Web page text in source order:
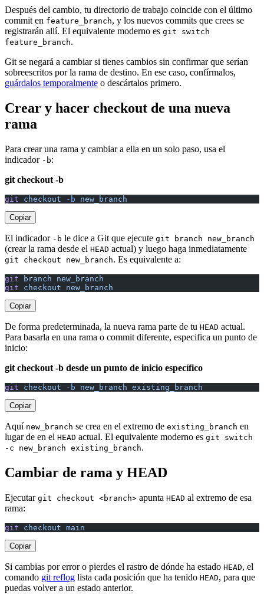
Después del cambio, tu directorio de trabajo coincide con el último
commit en feature_branch, y los nuevos commits que crees se
registrarán allí. El equivalente moderno es git switch
feature_branch.
Git se negará a cambiar si tienes cambios sin confirmar que serían
sobreescritos por la rama de destino. En ese caso, confírmalos,
guárdalos temporalmente o descártalos primero.
Crear y hacer checkout de una nueva
rama
Para crear una rama y cambiar a ella en un solo paso, usa el
indicador -b:
git checkout -b
git checkout -b new_branch
Copiar
El indicador -b le dice a Git que ejecute git branch new_branch
(crear la rama desde el HEAD actual) y luego haga inmediatamente
git checkout new_branch. Es equivalente a:
git branch new_branch
git checkout new_branch
Copiar
De forma predeterminada, la nueva rama parte de tu HEAD actual.
Para basarla en una rama o commit diferente, especifica un punto de
inicio:
git checkout -b desde un punto de inicio específico
git checkout -b new_branch existing_branch
Copiar
Aquí new_branch se crea en el extremo de existing_branch en
lugar de en el HEAD actual. El equivalente moderno es git switch
-c new_branch existing_branch.
Cambiar de rama y HEAD
Ejecutar git checkout <branch> apunta HEAD al extremo de esa
rama:
git checkout main
Copiar
Si cambias por error o pierdes el rastro de dónde ha estado HEAD, el
comando git reflog lista cada posición que ha tenido HEAD, para que
puedas volver a un estado anterior.